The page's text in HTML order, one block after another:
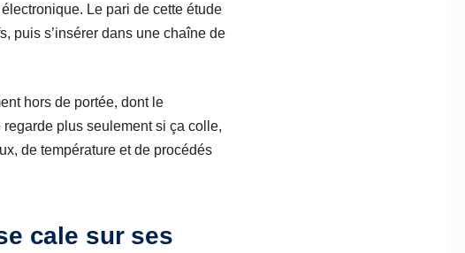
Le pari de cette étude
puis s’insérer dans une chaîne de
hors de portée, dont le
plus seulement si ça colle,
de température et de procédés
cale sur ses